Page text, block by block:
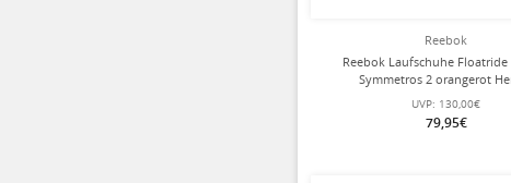
Reebok
Reebok Laufschuhe Floatride
Symmetros 2 orangerot
UVP: 130,00€
79,95€